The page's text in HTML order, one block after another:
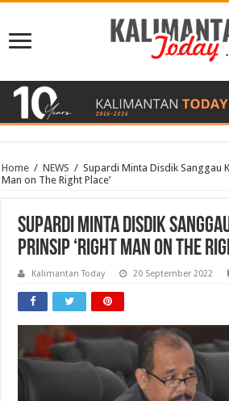
Home / NEWS / Supardi Minta Disdik Sanggau
Man on The Right Place’
Supardi Minta Disdik
Prinsip ‘Right Man on The
Kalimantan Today 20 September 2022